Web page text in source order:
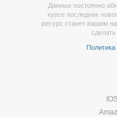
Данные постоянно
курсе последних
ресурс станет вашим